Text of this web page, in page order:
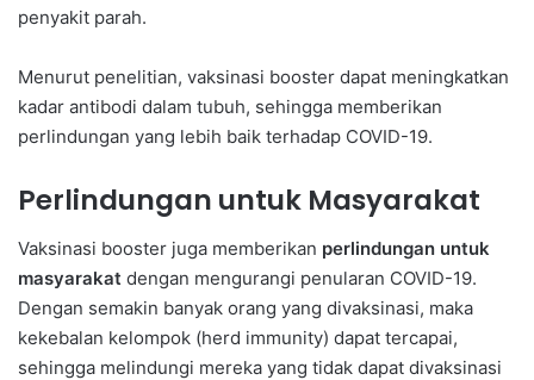
penyakit parah.
Menurut penelitian, vaksinasi booster dapat meningkatkan
kadar antibodi dalam tubuh, sehingga memberikan
perlindungan yang lebih baik terhadap COVID-19.
Perlindungan untuk Masyarakat
Vaksinasi booster juga memberikan perlindungan untuk
masyarakat dengan mengurangi penularan COVID-19.
Dengan semakin banyak orang yang divaksinasi, maka
kekebalan kelompok (herd immunity) dapat tercapai,
sehingga melindungi mereka yang tidak dapat divaksinasi